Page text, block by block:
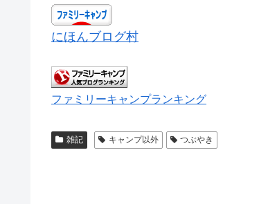
にほんブログ村
ファミリーキャンプランキング
雑記 キャンプ以外 つぶやき